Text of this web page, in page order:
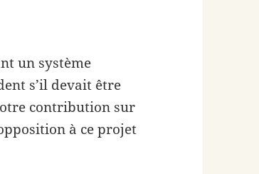
un système
s’il devait être
contribution sur
à ce projet